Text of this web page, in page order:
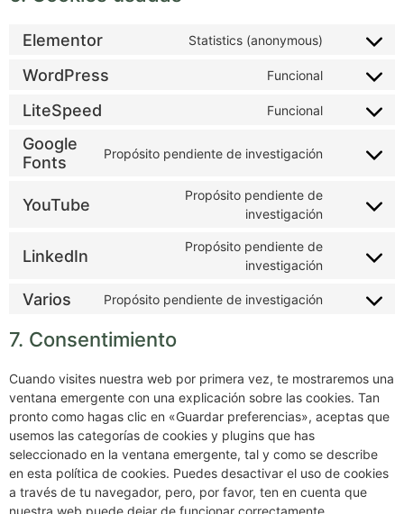
Elementor Statistics (anonymous)
WordPress Funcional
LiteSpeed Funcional
Google
Fonts
Propósito pendiente de investigación
YouTube
Propósito pendiente de
investigación
LinkedIn
Propósito pendiente de
investigación
Varios Propósito pendiente de investigación
7. Consentimiento
Cuando visites nuestra web por primera vez, te mostraremos una
ventana emergente con una explicación sobre las cookies. Tan
pronto como hagas clic en «Guardar preferencias», aceptas que
usemos las categorías de cookies y plugins que has
seleccionado en la ventana emergente, tal y como se describe
en esta política de cookies. Puedes desactivar el uso de cookies
a través de tu navegador, pero, por favor, ten en cuenta que